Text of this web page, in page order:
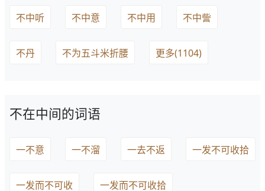
不中听 不中意 不中用 不中訾
不丹 不为五斗米折腰 更多(1104)
不在中间的词语
一不意 一不溜 一去不返 一发不可收拾
一发而不可收 一发而不可收拾